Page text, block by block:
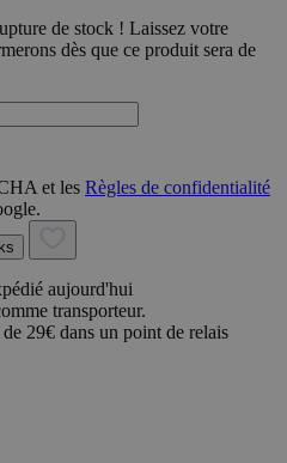
de stock ! Laissez votre
dès que ce produit sera de
et les Règles de confidentialité
aujourd'hui
transporteur.
29€ dans un point de relais